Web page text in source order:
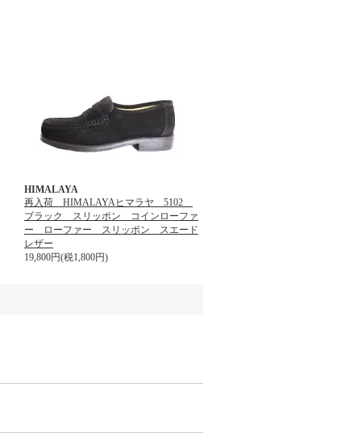
HIMALAYA
再入荷 HIMALAYAヒマラヤ 5102
ブラック スリッポン コインローファ
ー ローファー スリッポン スエード
レザー
19,800円(税1,800円)